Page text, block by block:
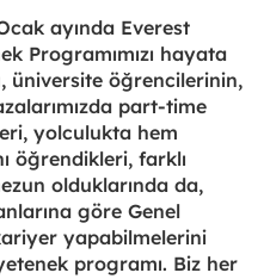
ayında Everest
Programımızı hayata
üniversite öğrencilerinin,
part-time
yolculukta hem
öğrendikleri, farklı
olduklarında da,
göre Genel
yapabilmelerini
programı. Biz her